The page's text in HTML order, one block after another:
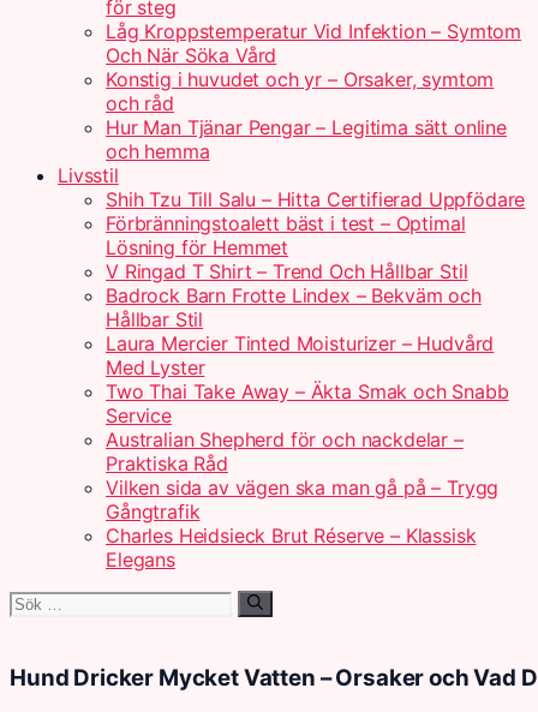
för steg
Låg Kroppstemperatur Vid Infektion – Symtom
Och När Söka Vård
Konstig i huvudet och yr – Orsaker, symtom
och råd
Hur Man Tjänar Pengar – Legitima sätt online
och hemma
Livsstil
Shih Tzu Till Salu – Hitta Certifierad Uppfödare
Förbränningstoalett bäst i test – Optimal
Lösning för Hemmet
V Ringad T Shirt – Trend Och Hållbar Stil
Badrock Barn Frotte Lindex – Bekväm och
Hållbar Stil
Laura Mercier Tinted Moisturizer – Hudvård
Med Lyster
Two Thai Take Away – Äkta Smak och Snabb
Service
Australian Shepherd för och nackdelar –
Praktiska Råd
Vilken sida av vägen ska man gå på – Trygg
Gångtrafik
Charles Heidsieck Brut Réserve – Klassisk
Elegans
Sök
Hund Dricker Mycket Vatten – Orsaker och Vad